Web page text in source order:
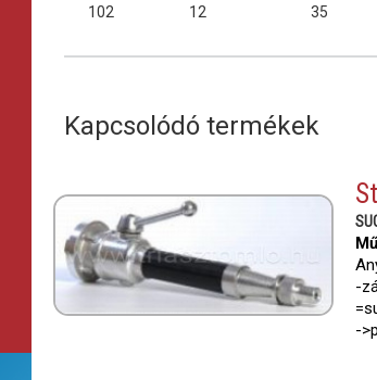
102 12 35
Kapcsolódó termékek
-
-